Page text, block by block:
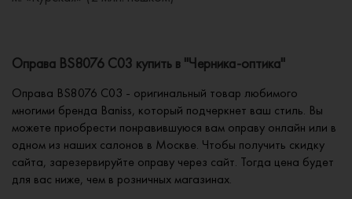
Оправа BS8076 C03 купить в "Черника-оптика"
Оправа BS8076 C03 - оригинальный товар любимого
многими бренда Baniss, который подчеркнет ваш стиль. Вы
можете приобрести понравившуюся вам оправу онлайн или в
одном из наших салонов в Москве. Чтобы получить скидку
сайта, зарезервируйте оправу через сайт. Тогда цена будет
для вас ниже, чем в розничных магазинах.